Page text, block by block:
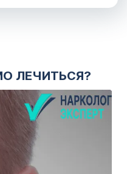
ЛЕЧИТЬСЯ?